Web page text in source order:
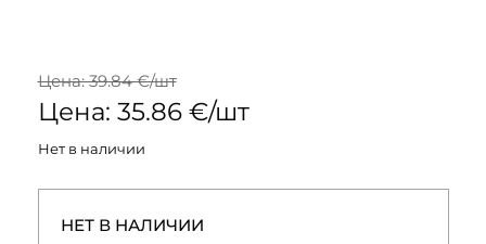
Цена: 39.84 €/шт
Цена: 35.86 €/шт
Нет в наличии
НЕТ В НАЛИЧИИ